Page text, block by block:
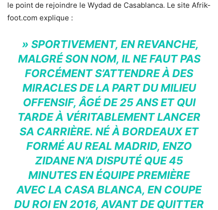
le point de rejoindre le Wydad de Casablanca. Le site Afrik-
foot.com explique :
» SPORTIVEMENT, EN REVANCHE,
MALGRÉ SON NOM, IL NE FAUT PAS
FORCÉMENT S’ATTENDRE À DES
MIRACLES DE LA PART DU MILIEU
OFFENSIF, ÂGÉ DE 25 ANS ET QUI
TARDE À VÉRITABLEMENT LANCER
SA CARRIÈRE. NÉ À BORDEAUX ET
FORMÉ AU REAL MADRID, ENZO
ZIDANE N’A DISPUTÉ QUE 45
MINUTES EN ÉQUIPE PREMIÈRE
AVEC LA CASA BLANCA, EN COUPE
DU ROI EN 2016, AVANT DE QUITTER